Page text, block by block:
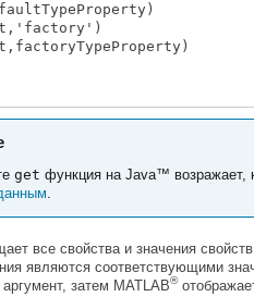
get функция на Java™ возражает,
.
все свойства и значения
являются соответствующими
затем MATLAB®